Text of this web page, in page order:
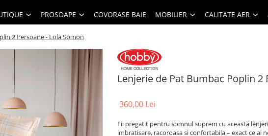
PROSOAPE COVORASE BAIE MOBILIER CALITATE AER
2 Persoane - Lola Somon
Lenjerie de Pat Bumbac Poplin 2
360,00 Lei
Fii pregatit pentru somnul suprem cu această
imbratisare, racoroasa si confortabila – exact ce ai